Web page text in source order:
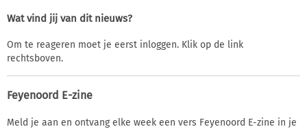
Wat vind jij van dit nieuws?
Om te reageren moet je eerst inloggen. Klik op de link
rechtsboven.
Feyenoord E-zine
Meld je aan en ontvang elke week een vers Feyenoord E-zine in je